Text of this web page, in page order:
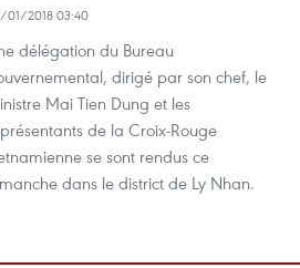
01/2018 03:40
délégation du Bureau
dirigé par son chef, le
Mai Tien Dung et les
de la Croix-Rouge
se sont rendus ce
dans le district de Ly Nhan.